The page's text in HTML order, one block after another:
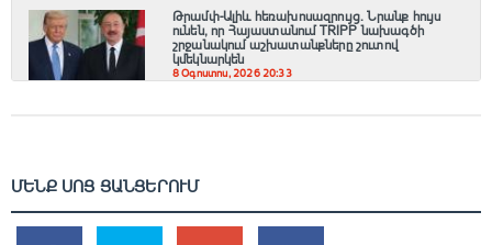
Թրամփ-Ալիև հեռախոսազրույց. Նրանք հույս
ունեն, որ Հայաստանում TRIPP նախագծի
շրջանակում աշխատանքները շուտով
կմեկնարկեն
8 Օգոստոս, 2026 20:33
ՄԵՆՔ ՍՈՑ ՑԱՆՑԵՐՈՒՄ